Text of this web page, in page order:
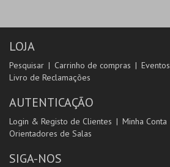
LOJA
Pesquisar Carrinho de compras Eventos
Livro de Reclamações
AUTENTICAÇÃO
Login & Registo de Clientes Minha Conta
Orientadores de Salas
SIGA-NOS